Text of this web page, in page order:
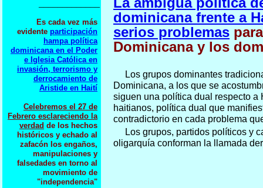
Es cada vez más
evidente participación
hampa política
dominicana en el Poder
e Iglesia Católica en
invasión, terrorismo y
derrocamiento de
Aristide en Haití
Celebremos el 27 de
Febrero esclareciendo la
verdad de los hechos
históricos y echado al
zafacón los engaños,
manipulaciones y
falsedades en torno al
movimiento de
"independencia"
dominicana frente a
serios problemas
Dominicana y los
Los grupos dominantes
Dominicana, a los que se
siguen una política dual respecto a
haitianos, política dual que
contradictorio en cada problema
Los grupos, partidos políticos y
oligarquía conforman la llamada